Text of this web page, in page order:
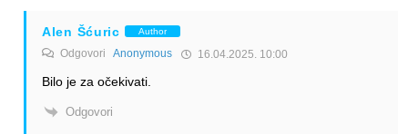
Alen Šćuric Author
Odgovori Anonymous 16.04.2025. 10:00
Bilo je za očekivati.
Odgovori